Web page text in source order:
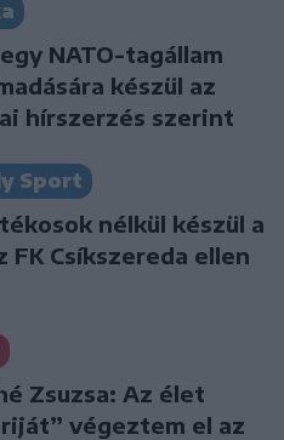
NATO-tagállam
készül az
hírszerzés szerint
Sport
nélkül készül a
FK Csíkszereda ellen
Zsuzsa: Az élet
végeztem el az